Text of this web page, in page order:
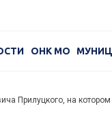
ОНК МО
Прилуцкого, на